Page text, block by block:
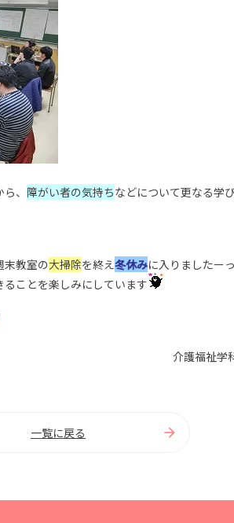
、 障がい者の気持ちなどについて更なる学
末教室の大掃除を終え冬休みに入りましたー
ることを楽しみにしています
介護福祉
一覧に戻る